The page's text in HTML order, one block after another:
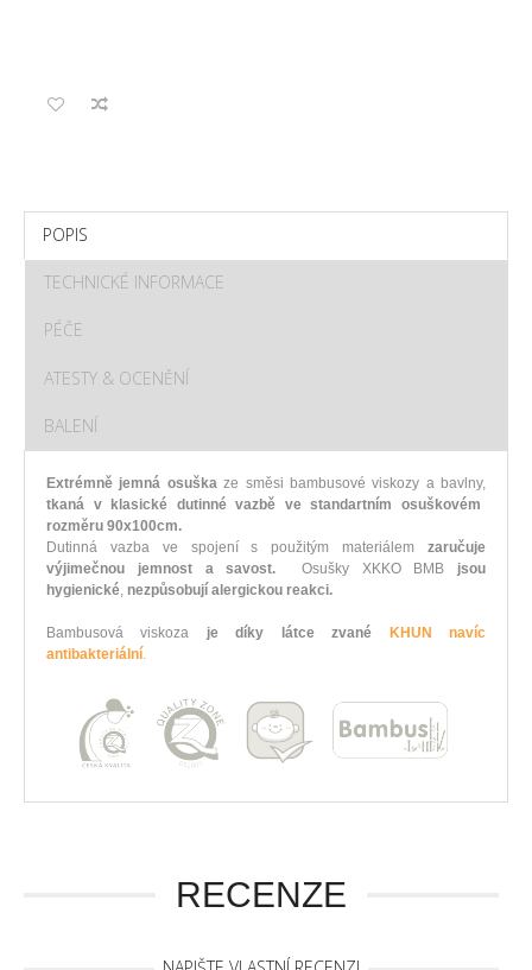
POPIS
TECHNICKÉ INFORMACE
PÉČE
ATESTY & OCENĚNÍ
BALENÍ
Extrémně jemná osuškaze směsi bambusové viskozy a bavlny,
tkaná v klasické dutinné vazbě ve standartním osuškovém
rozměru 90x100cm.
Dutinná vazba ve spojení s použitým materiálem zaručuje
výjimečnou jemnost a savost. Osušky XKKO BMB jsou
hygienické, nezpůsobují alergickou reakci.
Bambusová viskoza je díky látce zvané
KHUN navíc
antibakteriální.
RECENZE